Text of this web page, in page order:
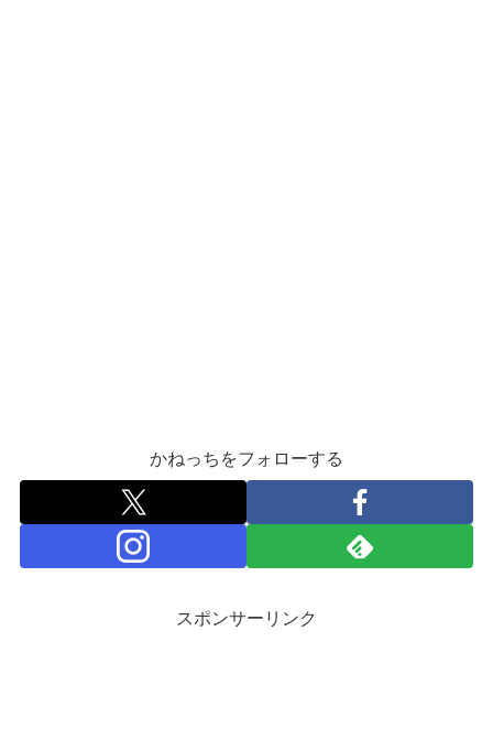
かねっちをフォローする
スポンサーリンク